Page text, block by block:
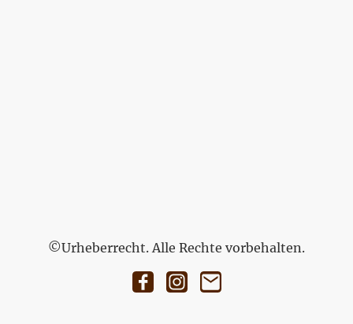
©Urheberrecht. Alle Rechte vorbehalten.